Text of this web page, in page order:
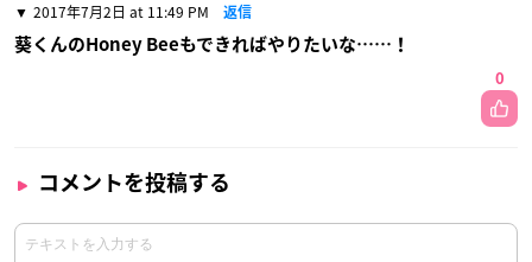
2017年7月2日 at 11:49 PM 返信
葵くんのHoney Beeもできればやりたいな……！
0
コメントを投稿する